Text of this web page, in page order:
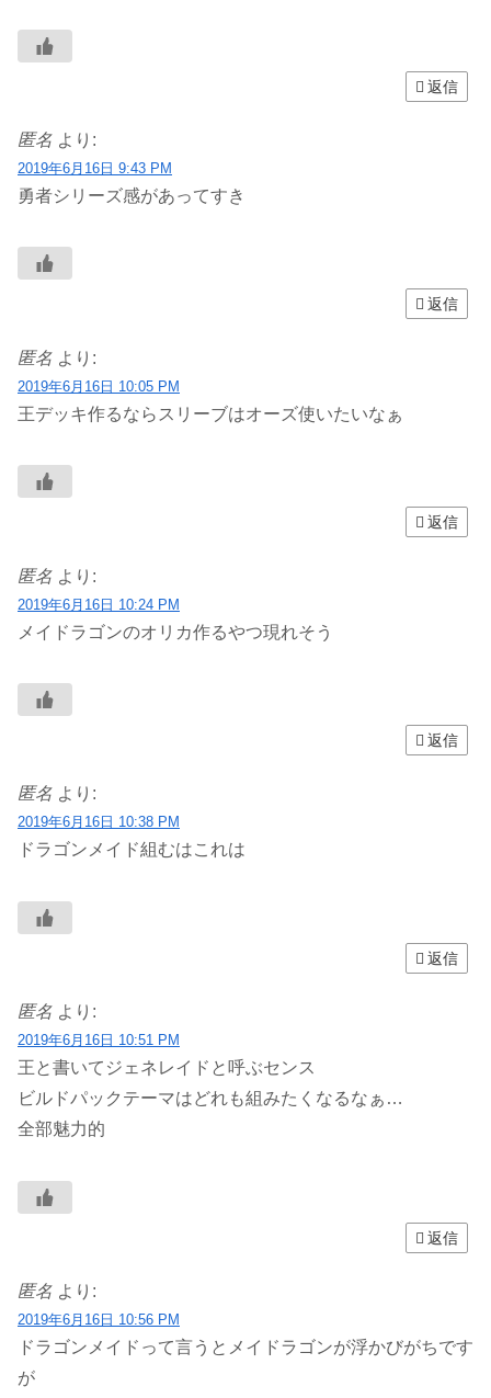
返信
匿名 より:
2019年6月16日 9:43 PM
勇者シリーズ感があってすき
返信
匿名 より:
2019年6月16日 10:05 PM
王デッキ作るならスリーブはオーズ使いたいなぁ
返信
匿名 より:
2019年6月16日 10:24 PM
メイドラゴンのオリカ作るやつ現れそう
返信
匿名 より:
2019年6月16日 10:38 PM
ドラゴンメイド組むはこれは
返信
匿名 より:
2019年6月16日 10:51 PM
王と書いてジェネレイドと呼ぶセンス
ビルドパックテーマはどれも組みたくなるなぁ…
全部魅力的
返信
匿名 より:
2019年6月16日 10:56 PM
ドラゴンメイドって言うとメイドラゴンが浮かびがちです
が